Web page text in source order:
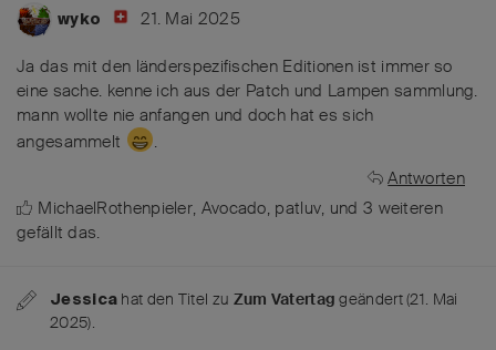
wyko 21. Mai 2025
Ja das mit den länderspezifischen Editionen ist immer so
eine sache. kenne ich aus der Patch und Lampen sammlung.
mann wollte nie anfangen und doch hat es sich
angesammelt
.
Antworten
MichaelRothenpieler, Avocado, patluv, und 3 weiteren
gefällt das.
Jessica hat den Titel zu Zum Vatertag geändert (21. Mai
2025).